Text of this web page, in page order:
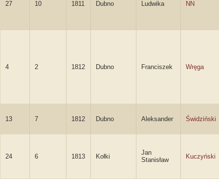
27 10 1811 Dubno Ludwika NN
4 2 1812 Dubno Franciszek Wręga
13 7 1812 Dubno Aleksander Świdziński
24 6 1813 Kołki
Jan
Stanisław
Kuczyński